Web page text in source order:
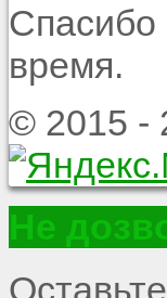
время.
© 2015 -
Не